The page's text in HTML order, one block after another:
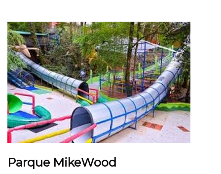
Parque MikeWood